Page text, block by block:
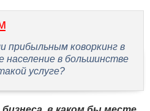
прибыльным коворкинг в
население в большинстве
услуге?